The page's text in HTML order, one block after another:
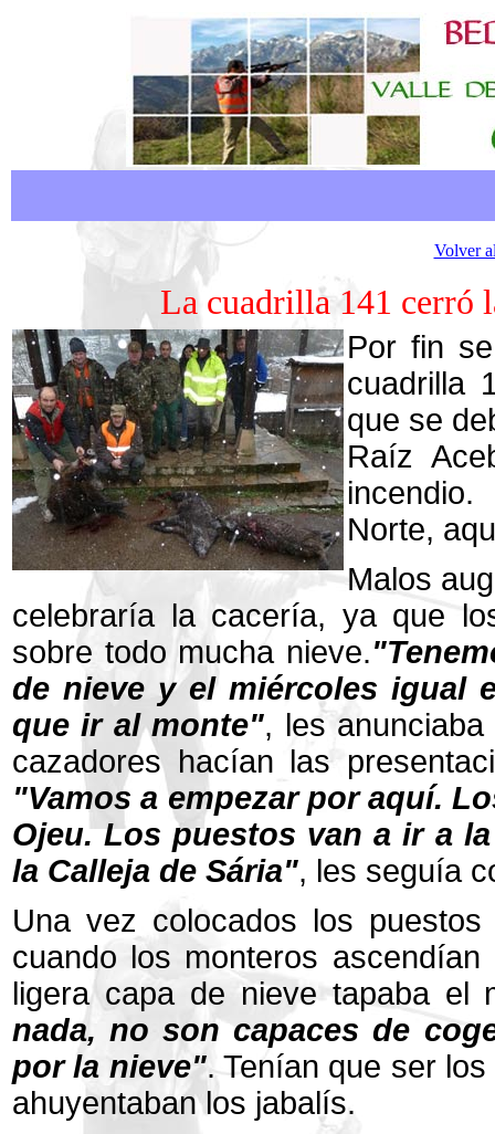
Volver
La cuadrilla 141 cerró
Por fin
cuadrilla
que se
Raíz
Norte,
Malos
celebraría la cacería, ya que
sobre todo mucha nieve.
de nieve y el miércoles igual
que ir al monte", les
cazadores hacían las
"Vamos a empezar por aquí.
Ojeu. Los puestos van a ir a
la Calleja de Sária", les seguía
Una vez colocados los
cuando los monteros
ligera capa de nieve tapaba el
nada, no son capaces de
por la nieve". Tenían que ser
ahuyentaban los jabalís.